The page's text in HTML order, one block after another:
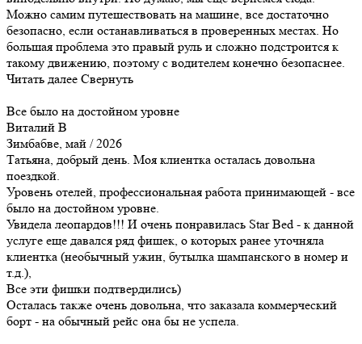
Можно самим путешествовать на машине, все достаточно
безопасно, если останавливаться в проверенных местах. Но
большая проблема это правый руль и сложно подстроится к
такому движению, поэтому с водителем конечно безопаснее.
Читать далее Свернуть
Все было на достойном уровне
Виталий В
Зимбабве, май / 2026
Татьяна, добрый день. Моя клиентка осталась довольна
поездкой.
Уровень отелей, профессиональная работа принимающей - все
было на достойном уровне.
Увидела леопардов!!! И очень понравилась Star Bed - к данной
услуге еще давался ряд фишек, о которых ранее уточняла
клиентка (необычный ужин, бутылка шампанского в номер и
т.д.),
Все эти фишки подтвердились)
Осталась также очень довольна, что заказала коммерческий
борт - на обычный рейс она бы не успела.